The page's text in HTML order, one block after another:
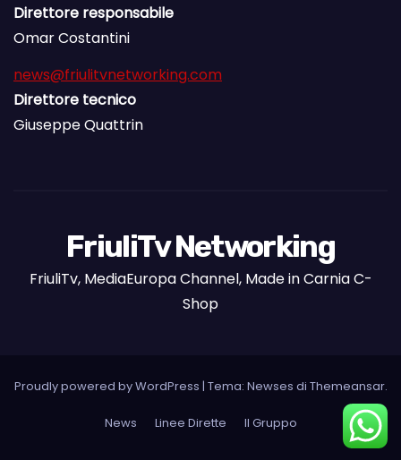
Direttore responsabile
Omar Costantini
news@friulitvnetworking.com
Direttore tecnico
Giuseppe Quattrin
FriuliTv Networking
FriuliTv, MediaEuropa Channel, Made in Carnia C-
Shop
Proudly powered by WordPress | Tema: Newses di Themeansar.
News Linee Dirette Il Gruppo